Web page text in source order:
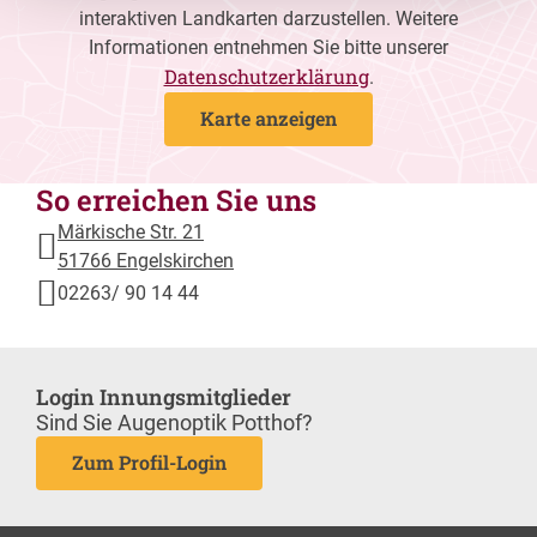
interaktiven Landkarten darzustellen. Weitere
Informationen entnehmen Sie bitte unserer
Datenschutzerklärung.
Karte anzeigen
So erreichen Sie uns
Märkische Str. 21
51766 Engelskirchen
02263/ 90 14 44
Login Innungsmitglieder
Sind Sie Augenoptik Potthof?
Zum Profil-Login